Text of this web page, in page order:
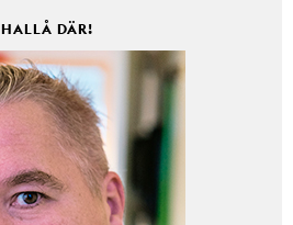
HALLÅ DÄR!